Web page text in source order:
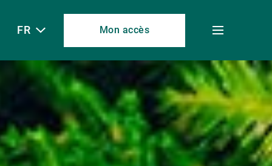
FR Mon accès
Toggle